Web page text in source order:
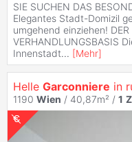
SIE SUCHEN DAS
Elegantes Stadt-Domizil
umgehend einziehen! DER
VERHANDLUNGSBASIS
Innenstadt... [Mehr]
Helle Garconniere in
1190 Wien / 40,87m² / 1